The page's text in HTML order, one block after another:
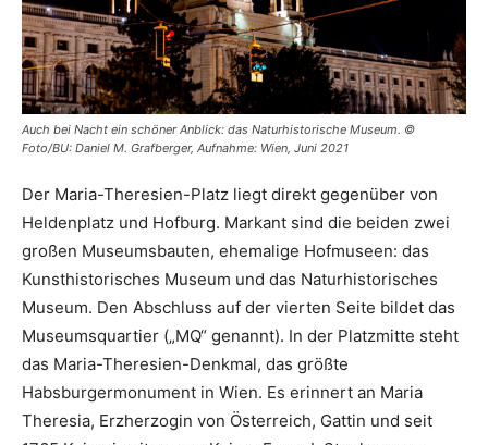
Auch bei Nacht ein schöner Anblick: das Naturhistorische Museum. ©
Foto/BU: Daniel M. Grafberger, Aufnahme: Wien, Juni 2021
Der Maria-Theresien-Platz liegt direkt gegenüber von
Heldenplatz und Hofburg. Markant sind die beiden zwei
großen Museumsbauten, ehemalige Hofmuseen: das
Kunsthistorisches Museum und das Naturhistorisches
Museum. Den Abschluss auf der vierten Seite bildet das
Museumsquartier („MQ“ genannt). In der Platzmitte steht
das Maria-Theresien-Denkmal, das größte
Habsburgermonument in Wien. Es erinnert an Maria
Theresia, Erzherzogin von Österreich, Gattin und seit